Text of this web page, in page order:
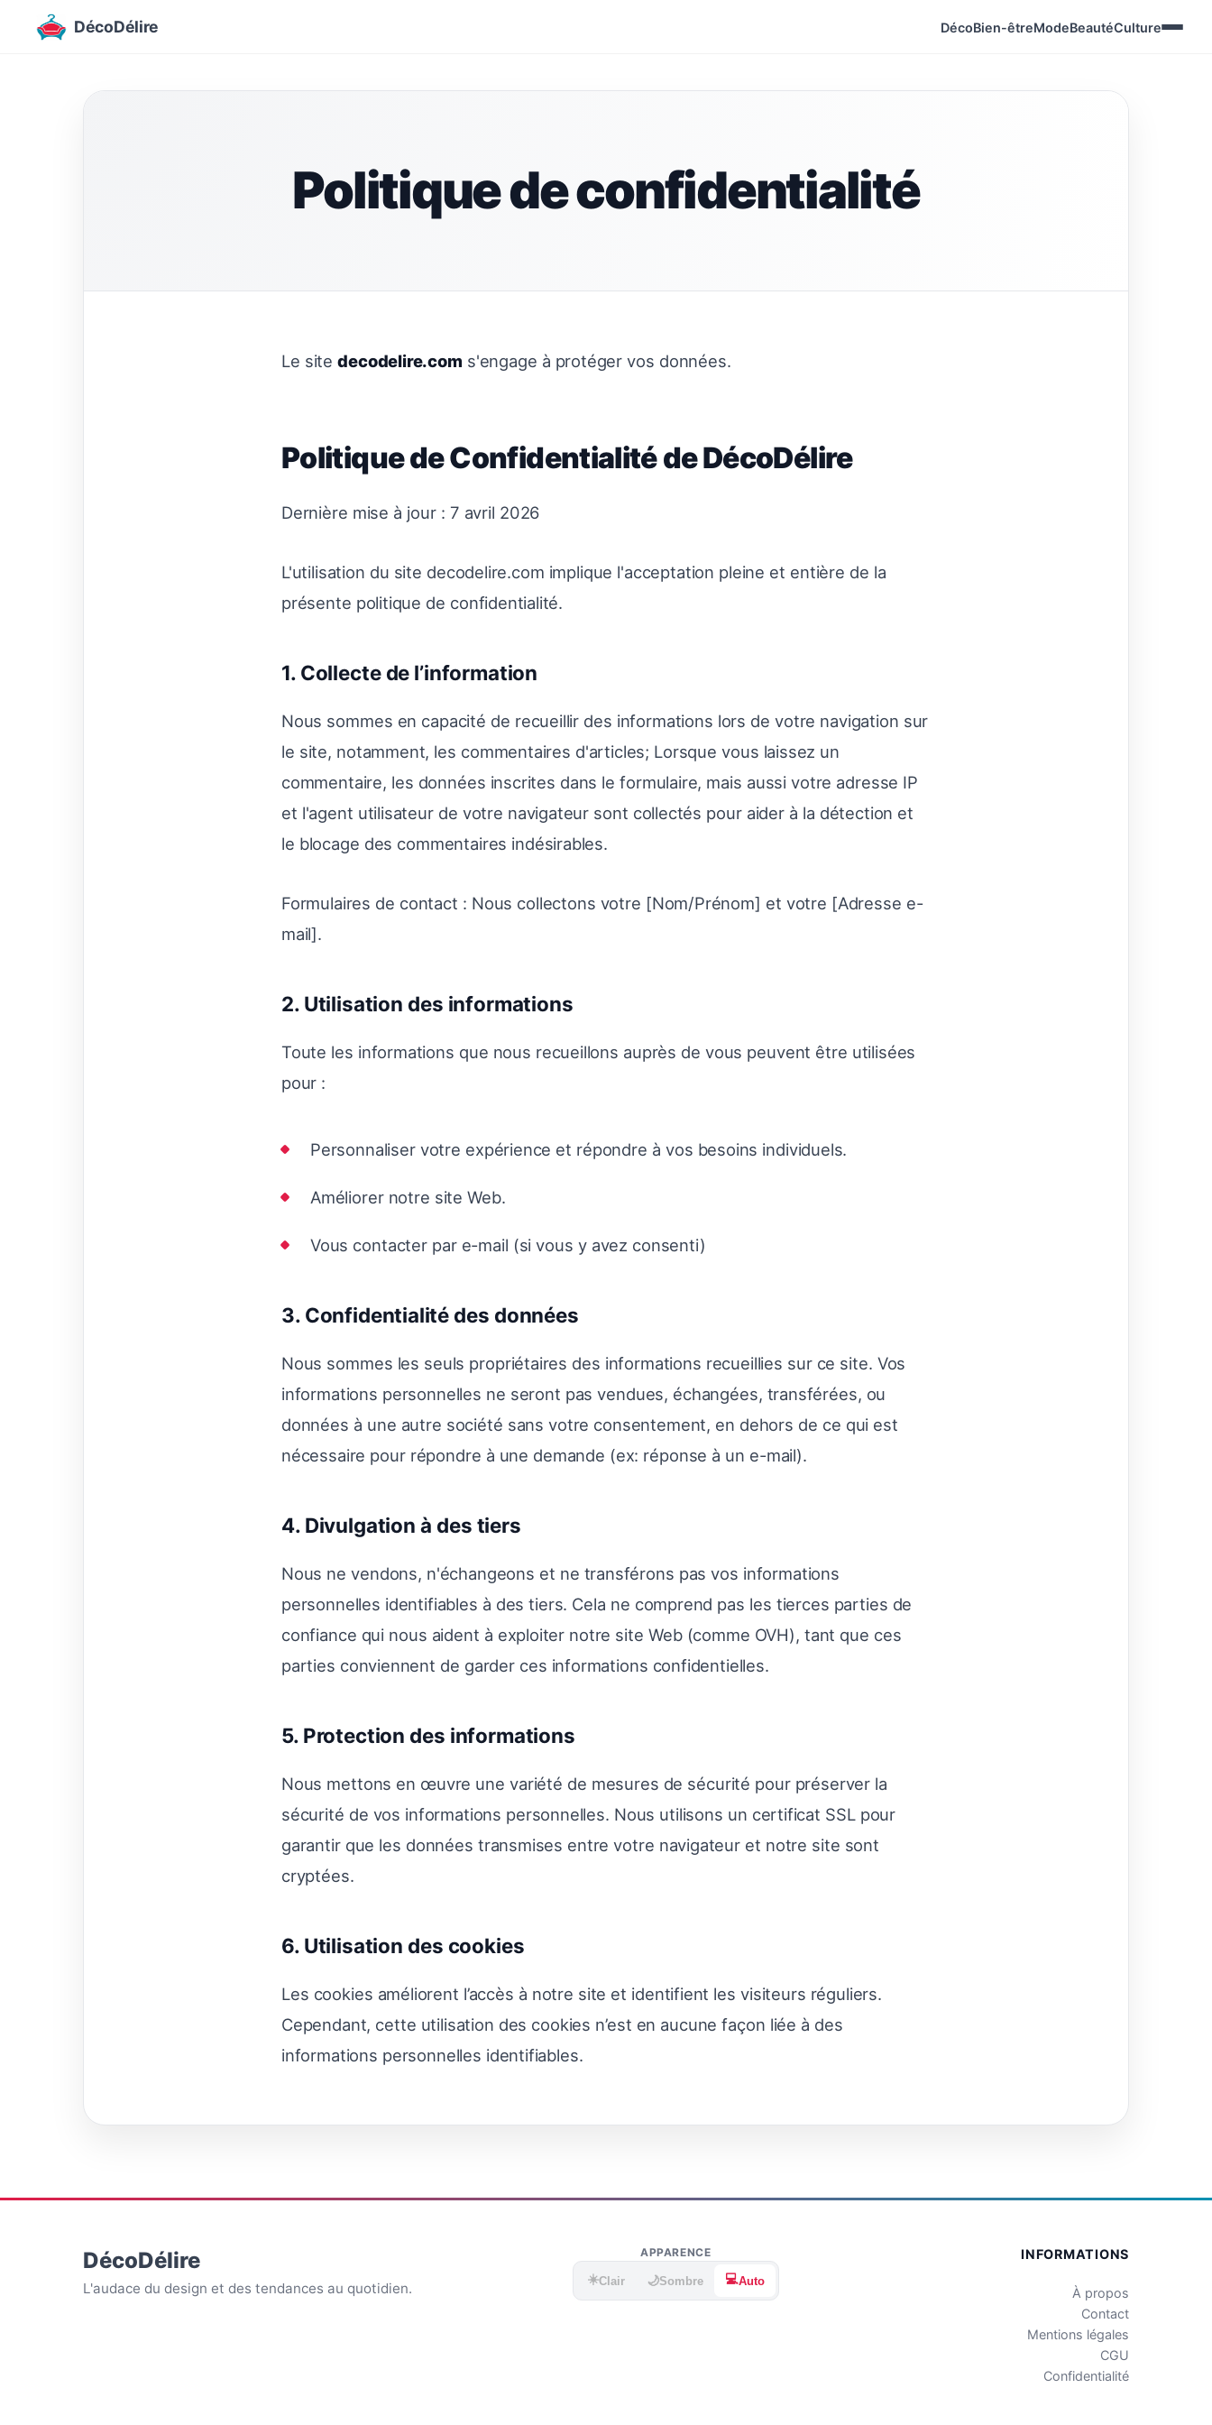
DécoDélire DécoBien-êtreModeBeautéCulture
Politique de confidentialité
Le sitedecodelire.com s'engage à protéger vos données.
Politique de Confidentialité de DécoDélire
Dernière mise à jour : 7 avril 2026
L'utilisation du site decodelire.com implique l'acceptation pleine et entière de la
présente politique de confidentialité.
1. Collecte de l’information
Nous sommes en capacité de recueillir des informations lors de votre navigation sur
le site, notamment, les commentaires d'articles; Lorsque vous laissez un
commentaire, les données inscrites dans le formulaire, mais aussi votre adresse IP
et l'agent utilisateur de votre navigateur sont collectés pour aider à la détection et
le blocage des commentaires indésirables.
Formulaires de contact : Nous collectons votre [Nom/Prénom] et votre [Adresse e-
mail].
2. Utilisation des informations
Toute les informations que nous recueillons auprès de vous peuvent être utilisées
pour :
Personnaliser votre expérience et répondre à vos besoins individuels.
Améliorer notre site Web.
Vous contacter par e-mail (si vous y avez consenti)
3. Confidentialité des données
Nous sommes les seuls propriétaires des informations recueillies sur ce site. Vos
informations personnelles ne seront pas vendues, échangées, transférées, ou
données à une autre société sans votre consentement, en dehors de ce qui est
nécessaire pour répondre à une demande (ex: réponse à un e-mail).
4. Divulgation à des tiers
Nous ne vendons, n'échangeons et ne transférons pas vos informations
personnelles identifiables à des tiers. Cela ne comprend pas les tierces parties de
confiance qui nous aident à exploiter notre site Web (comme OVH), tant que ces
parties conviennent de garder ces informations confidentielles.
5. Protection des informations
Nous mettons en œuvre une variété de mesures de sécurité pour préserver la
sécurité de vos informations personnelles. Nous utilisons un certificat SSL pour
garantir que les données transmises entre votre navigateur et notre site sont
cryptées.
6. Utilisation des cookies
Les cookies améliorent l’accès à notre site et identifient les visiteurs réguliers.
Cependant, cette utilisation des cookies n’est en aucune façon liée à des
informations personnelles identifiables.
DécoDélire
L'audace du design et des tendances au quotidien.
APPARENCE
☀️Clair 🌙Sombre 💻Auto
INFORMATIONS
À propos
Contact
Mentions légales
CGU
Confidentialité